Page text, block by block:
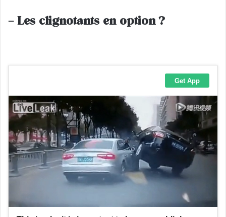
– Les clignotants en option ?